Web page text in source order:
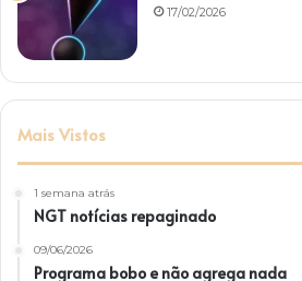
17/02/2026
Mais Vistos
1 semana atrás
NGT notícias repaginado
09/06/2026
Programa bobo e não agrega nada